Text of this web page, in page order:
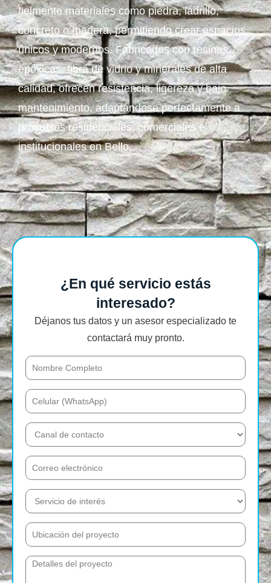
fielmente materiales como piedra, ladrillo,
concreto o madera, permitiendo crear espacios
únicos y modernos. Fabricados con resinas
epóxicas, fibra de vidrio y minerales de alta
calidad, ofrecen resistencia, ligereza y bajo
mantenimiento, adaptándose perfectamente a
proyectos residenciales, comerciales e
institucionales en Bello.
¿En qué servicio estás
interesado?
Déjanos tus datos y un asesor especializado te
contactará muy pronto.